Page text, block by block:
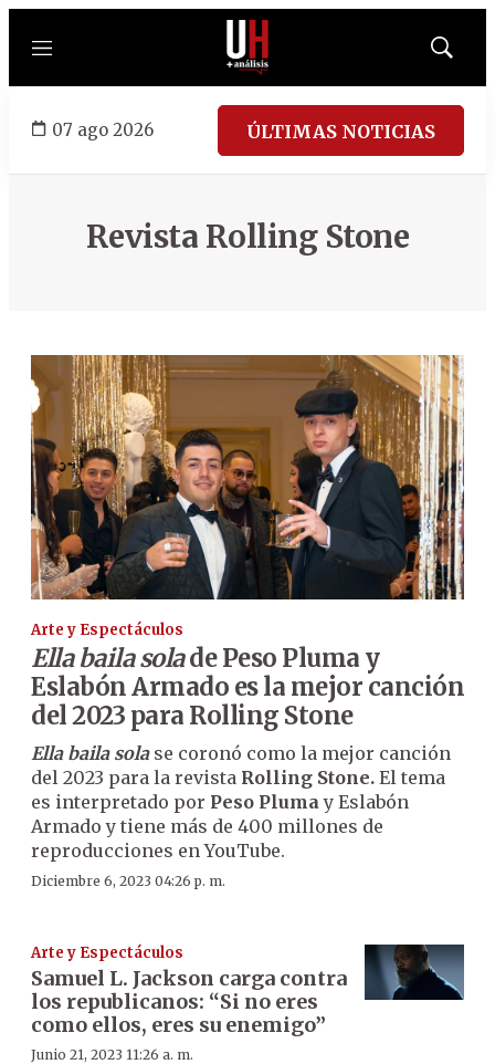
Menú
Mostrar
07 ago 2026 ÚLTIMAS NOTICIAS
Revista Rolling Stone
Arte y Espectáculos
Ella baila solade Peso Pluma y
Eslabón Armado es la mejor canción
del 2023 para Rolling Stone
Ella baila solase coronó como la mejor canción
del 2023 para la revista Rolling Stone. El tema
es interpretado por Peso Pluma y Eslabón
Armado y tiene más de 400 millones de
reproducciones en YouTube.
Diciembre 6, 2023 04:26 p. m.
Arte y Espectáculos
Samuel L. Jackson carga contra
los republicanos: “Si no eres
como ellos, eres su enemigo”
Junio 21, 2023 11:26 a. m.